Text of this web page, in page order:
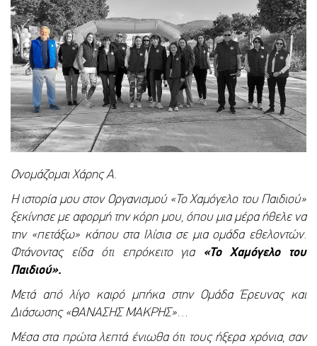
Ονομάζομαι Χάρης Α.
Η ιστορία μου στον Οργανισμού «Το Χαμόγελο του Παιδιού»
ξεκίνησε με αφορμή την κόρη μου, όπου μια μέρα ήθελε να
την «πετάξω» κάπου στα Ιλίσια σε μια ομάδα εθελοντών.
Φτάνοντας είδα ότι επρόκειτο για «Το Χαμόγελο του
Παιδιού».
Μετά από λίγο καιρό μπήκα στην Ομάδα Έρευνας και
Διάσωσης «ΘΑΝΑΣΗΣ ΜΑΚΡΗΣ»…
Μέσα στα πρώτα λεπτά ένιωθα ότι τους ήξερα χρόνια, σαν